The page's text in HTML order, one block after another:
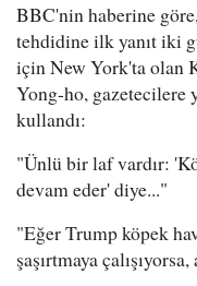
BBC'nin haberine
tehdidine ilk yanıt iki
için New York'ta olan
Yong-ho, gazetecilere
kullandı:
"Ünlü bir laf vardır:
devam eder' diye..."
"Eğer Trump köpek
şaşırtmaya